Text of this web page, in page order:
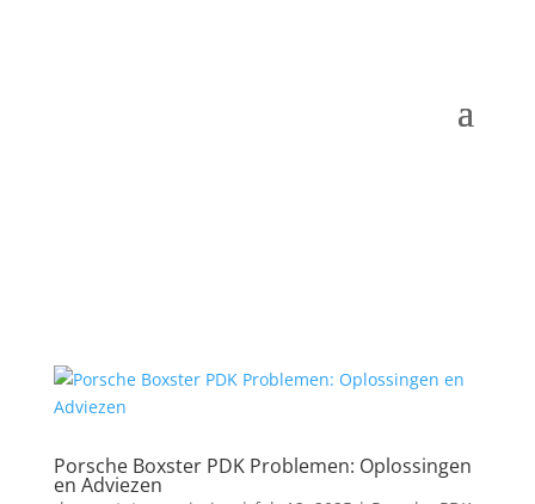
Porsche Boxster PDK Problemen: Oplossingen
en Adviezen